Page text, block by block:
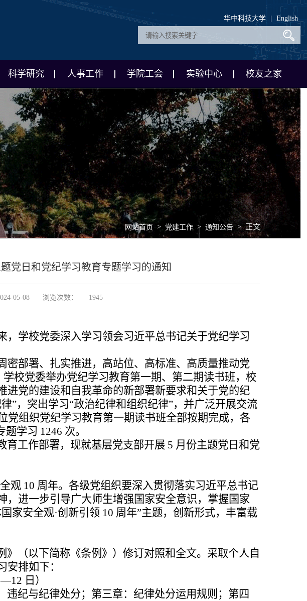
华中科技大学 English
科学研究 人事工作 学院工会 实验中心 校友之家
网站首页 > 党建工作 > 通知公告 >正文
党日和党纪学习教育专题学习的通知
05-08 浏览次数： 1945
，学校党委深入学习领会习近平总书记关于党纪学习
部署、扎实推进， 高站位、高标准、高质量推动党
学校党委举办党纪学习教育第一期、第二期读书班，校
进党的建设和 自我革命的新部署新要求和关于党的纪
”，突出学习“政治纪律和组织纪律”，并广泛开展交流
党组织党纪学习教育第一期读书班全部按期完成，各
学习 1246 次。
育工作部署，现就基层党支部开展 5 月份主题党日和党
观 10 周年。各级党组织要深入贯彻落实习近平总书记
，进一步引导广大师生增强国家安全意识，掌握国家
家安全观·创 新引领 10 周年”主题，创新形式，丰富载
》（以下简称《条例》）修订对照和全文。采取个人自
安排如下：
日）
纪与纪律处分； 第三章：纪律处分运用规则；第四